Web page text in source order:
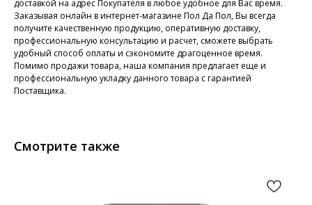
доставкой на адрес Покупателя в любое удобное для Вас время.
Заказывая онлайн в интернет-магазине Пол Да Пол, Вы всегда
получите качественную продукцию, оперативную доставку,
профессиональную консультацию и расчет, сможете выбрать
удобный способ оплаты и сэкономите драгоценное время.
Помимо продажи товара, наша компания предлагает еще и
профессиональную укладку данного товара с гарантией
Поставщика.
Смотрите также